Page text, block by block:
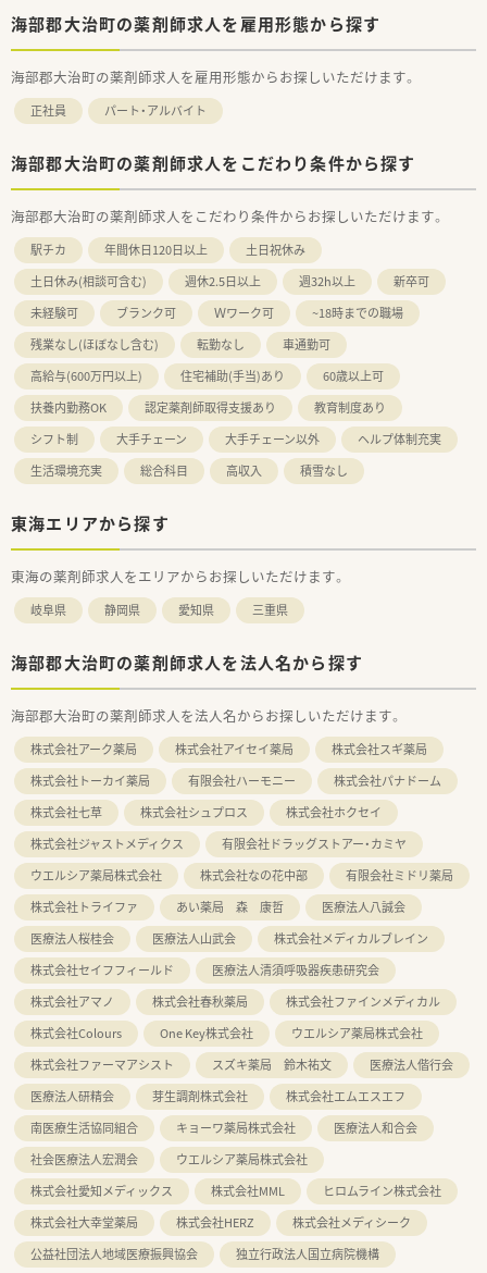
海部郡大治町の薬剤師求人を雇用形態から探す
海部郡大治町の薬剤師求人を雇用形態からお探しいただけます。
正社員 パート・アルバイト
海部郡大治町の薬剤師求人をこだわり条件から探す
海部郡大治町の薬剤師求人をこだわり条件からお探しいただけます。
駅チカ 年間休日120日以上
土日祝休み
土日休み(相談可含む)
週休2.5日以上 週32h以上
新卒可
未経験可
ブランク可 Ｗワーク可
~18時までの職場
残業なし(ほぼなし含む)
転勤なし
車通勤可
高給与(600万円以上)
住宅補助(手当)あり
60歳以上可
扶養内勤務OK
認定薬剤師取得支援あり
教育制度あり
シフト制
大手チェーン 大手チェーン以外
ヘルプ体制充実
生活環境充実
総合科目 高収入 積雪なし
東海エリアから探す
東海の薬剤師求人をエリアからお探しいただけます。
岐阜県 静岡県 愛知県 三重県
海部郡大治町の薬剤師求人を法人名から探す
海部郡大治町の薬剤師求人を法人名からお探しいただけます。
株式会社アーク薬局 株式会社アイセイ薬局
株式会社スギ薬局
株式会社トーカイ薬局
有限会社ハーモニー
株式会社パナドーム
株式会社七草
株式会社シュプロス
株式会社ホクセイ
株式会社ジャストメディクス
有限会社ドラッグストアー・カミヤ
ウエルシア薬局株式会社
株式会社なの花中部
有限会社ミドリ薬局
株式会社トライファ
あい薬局 森 康哲
医療法人八誠会
医療法人桜桂会
医療法人山武会
株式会社メディカルブレイン
株式会社セイフフィールド
医療法人清須呼吸器疾患研究会
株式会社アマノ
株式会社春秋薬局
株式会社ファインメディカル
株式会社Colours
One Key株式会社
ウエルシア薬局株式会社
株式会社ファーマアシスト
スズキ薬局 鈴木祐文
医療法人偕行会
医療法人研精会
芽生調剤株式会社
株式会社エムエスエフ
南医療生活協同組合
キョーワ薬局株式会社
医療法人和合会
社会医療法人宏潤会
ウエルシア薬局株式会社
株式会社愛知メディックス
株式会社MML
ヒロムライン株式会社
株式会社大幸堂薬局
株式会社HERZ
株式会社メディシーク
公益社団法人地域医療振興協会
独立行政法人国立病院機構